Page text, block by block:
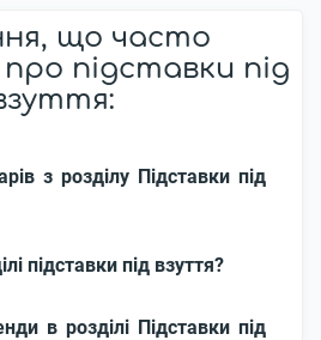
що часто
підставки під
з розділу Підставки під
підставки під взуття?
в розділі Підставки під